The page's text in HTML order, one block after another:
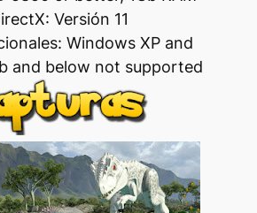
Versión 11
Windows XP and
and below not supported